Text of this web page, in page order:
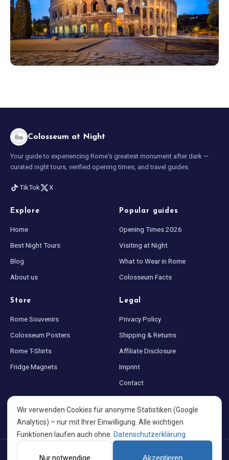
Colosseum at Night
Your guide to experiencing Rome's greatest monument after dark —
curated night tours, verified opening times, and travel guides.
TikTok X
Explore
Home
Best Night Tours
Blog
About us
Popular guides
Opening Times 2026
Visiting at Night
What to Wear in Rome
Colosseum Facts
Store
Rome Souvenirs
Colosseum Posters
Rome T-Shirts
Fridge Magnets
Legal
Privacy Policy
Shipping & Returns
Affiliate Disclosure
Imprint
Contact
Sitemap
Cookie settings
Colosseum at Night · Made with ♥ for Rome · A project by
Wir verwenden Cookies für anonyme Statistiken (Google
Analytics) – nur mit Ihrer Einwilligung. Alle wichtigen
Funktionen laufen auch ohne. Datenschutzerklärung
Nur notwendige Akzeptieren